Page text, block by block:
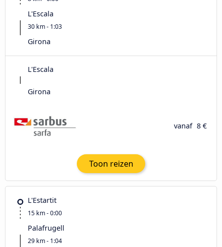
L'Escala
30 km - 1:03
Girona
L'Escala
Girona
vanaf 8 €
Toon reizen
L'Estartit
15 km - 0:00
Palafrugell
29 km - 1:04